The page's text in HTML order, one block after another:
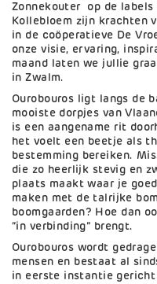
Zonnekouter op de
Kollebloem zijn krachten
in de coöperatieve De
onze visie, ervaring,
maand laten we jullie
in Zwalm.
Ourobouros ligt langs de
mooiste dorpjes van
is een aangename rit
het voelt een beetje als
bestemming bereiken.
die zo heerlijk stevig en
plaats maakt waar je
maken met de talrijke
boomgaarden? Hoe dan
“in verbinding” brengt.
Ourobouros wordt
mensen en bestaat al
in eerste instantie